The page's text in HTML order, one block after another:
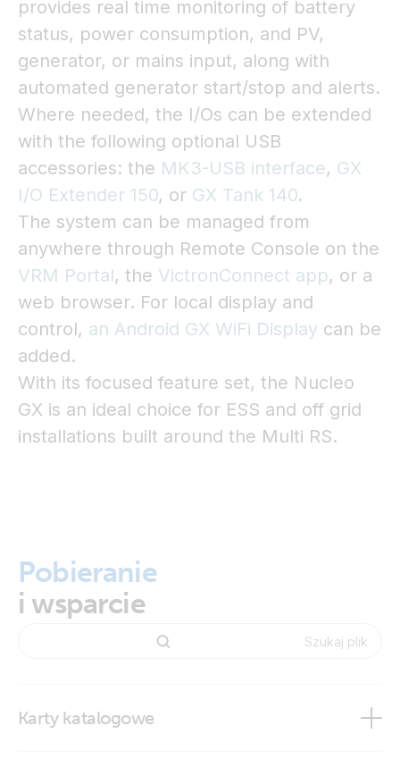
provides real time monitoring of battery
status, power consumption, and PV,
generator, or mains input, along with
automated generator start/stop and alerts.
Where needed, the I/Os can be extended
with the following optional USB
accessories: the MK3-USB interface, GX
I/O Extender 150, or GX Tank 140.
The system can be managed from
anywhere through Remote Console on the
VRM Portal, the VictronConnect app, or a
web browser. For local display and
control, an Android GX WiFi Display can be
added.
With its focused feature set, the Nucleo
GX is an ideal choice for ESS and off grid
installations built around the Multi RS.
Pobieranie
i wsparcie
Karty katalogowe